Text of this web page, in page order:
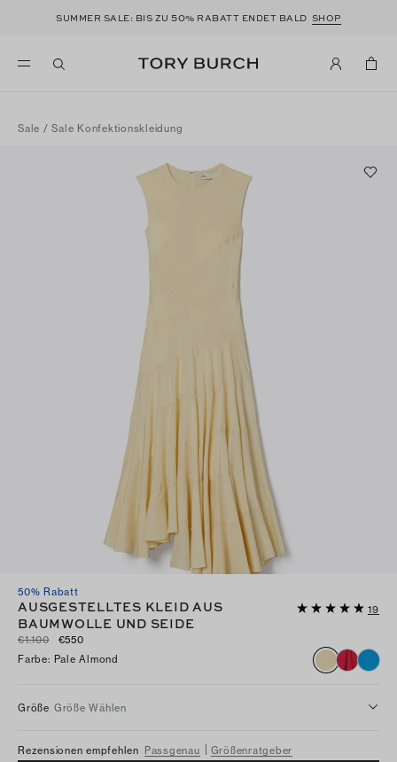
SUMMER SALE: BIS ZU50% RABATT ENDET BALD SHOP
Sale /Sale Konfektionskleidung
50% Rabatt
AUSGESTELLTES KLEID AUS
BAUMWOLLE UND SEIDE
19
€1.100
€550
Farbe: Pale Almond
Größe Größe Wählen
Rezensionen empfehlen Passgenau Größenratgeber